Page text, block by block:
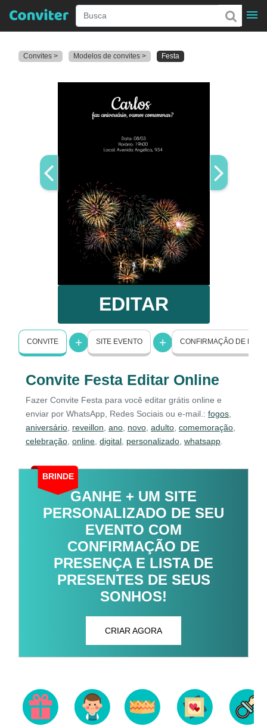
Convites > Modelos de convites > Festa
EDITAR
CONVITE SITE EVENTO CONFIRMAÇÃO DE
Convite Festa Editar Online
Fazer Convite Festa para você editar grátis online e
enviar por WhatsApp, Redes Sociais ou e-mail.: fogos
aniversário reveillon ano novo adulto comemoração
celebração online digital personalizado whatsapp
BRINDE
GANHE + UM SITE
PERSONALIZADO DE SEU
EVENTO COM
CONFIRMAÇÃO DE
PRESENÇA E LISTA DE
PRESENTES DE SEUS
SONHOS!
CRIAR AGORA